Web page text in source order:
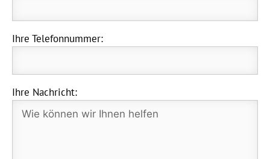
Ihre Telefonnummer:
Ihre Nachricht: